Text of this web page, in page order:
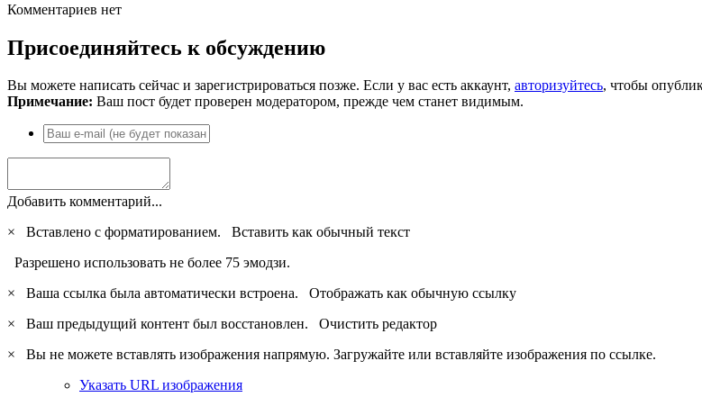
Комментариев нет
Присоединяйтесь к обсуждению
Вы можете написать сейчас и зарегистрироваться позже. Если у вас есть аккаунт, авторизуйтесь, чтобы
Примечание: Ваш пост будет проверен модератором, прежде чем станет видимым.
Добавить комментарий...
×
Вставлено с форматированием. Вставить как обычный текст
Разрешено использовать не более 75 эмодзи.
×
Ваша ссылка была автоматически встроена. Отображать как обычную ссылку
×
Ваш предыдущий контент был восстановлен. Очистить редактор
×
Вы не можете вставлять изображения напрямую. Загружайте или вставляйте изображения по ссылке.
Указать URL изображения